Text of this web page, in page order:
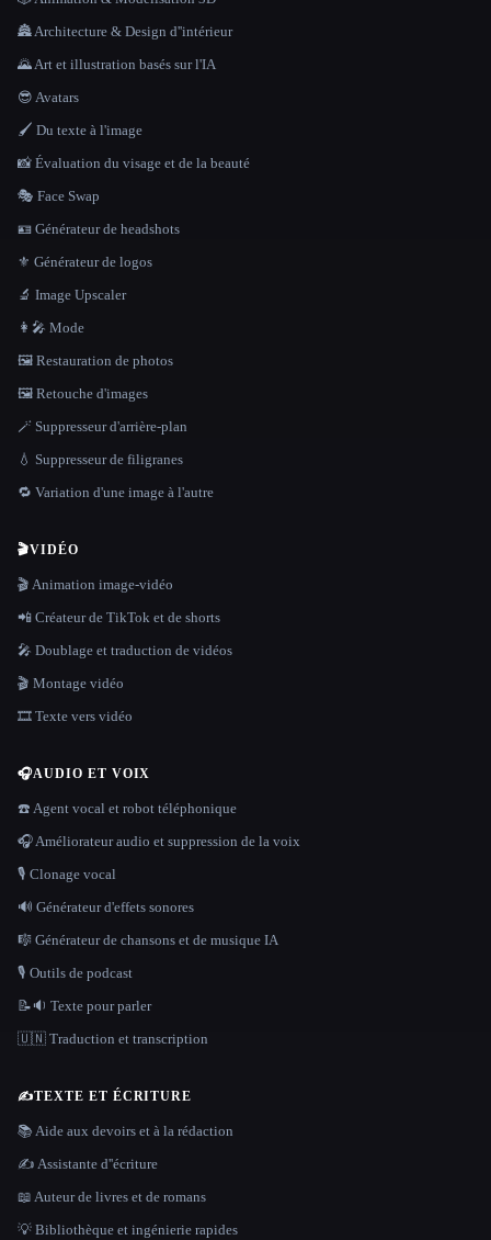
🏯 Architecture & Design d''intérieur
🌄 Art et illustration basés sur l'IA
😎 Avatars
🖌️ Du texte à l'image
📸 Évaluation du visage et de la beauté
🎭 Face Swap
🪪 Générateur de headshots
⚜️ Générateur de logos
🔬 Image Upscaler
👩‍🎤 Mode
🖼️ Restauration de photos
🖼️ Retouche d'images
🪄 Suppresseur d'arrière-plan
💧 Suppresseur de filigranes
🔁 Variation d'une image à l'autre
🎬VIDÉO
🎬 Animation image-vidéo
📲 Créateur de TikTok et de shorts
🎤 Doublage et traduction de vidéos
🎬 Montage vidéo
🎞️ Texte vers vidéo
🎧AUDIO ET VOIX
☎️ Agent vocal et robot téléphonique
🎧 Améliorateur audio et suppression de la voix
🎙️ Clonage vocal
🔊 Générateur d'effets sonores
🎼 Générateur de chansons et de musique IA
🎙️ Outils de podcast
📝🔉 Texte pour parler
🇺🇳 Traduction et transcription
✍️TEXTE ET ÉCRITURE
📚 Aide aux devoirs et à la rédaction
✍️ Assistante d''écriture
📖 Auteur de livres et de romans
💡 Bibliothèque et ingénierie rapides